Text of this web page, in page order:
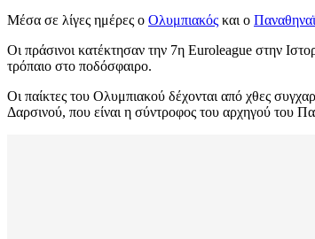
Μέσα σε λίγες ημέρες ο Ολυμπιακός και ο
Οι πράσινοι κατέκτησαν την 7η Euroleague στην
τρόπαιο στο ποδόσφαιρο.
Οι παίκτες του Ολυμπιακού δέχονται από χθες
Δαρσινού, που είναι η σύντροφος του αρχηγού του